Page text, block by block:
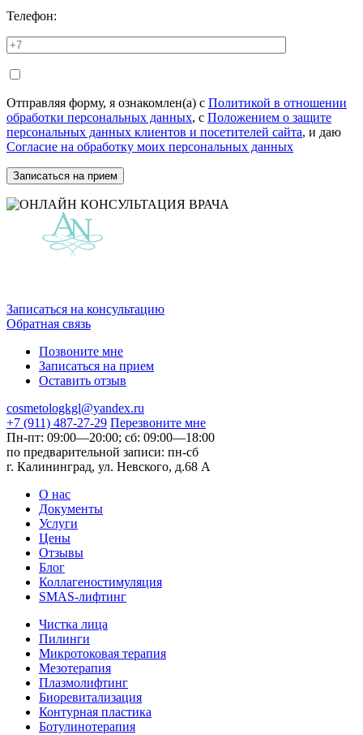
Телефон:
Отправляя форму, я ознакомлен(а) с Политикой в отношении
обработки персональных данных, с Положением о защите
персональных данных клиентов и посетителей сайта, и даю
Согласие на обработку моих персональных данных
Записаться на консультацию
Обратная связь
Позвоните мне
Записаться на прием
Оставить отзыв
cosmetologkgl@yandex.ru
+7 (911) 487-27-29 Перезвоните мне
Пн-пт: 09:00—20:00; сб: 09:00—18:00
по предварительной записи: пн-сб
г. Калининград, ул. Невского, д.68 А
О нас
Документы
Услуги
Цены
Отзывы
Блог
Коллагеностимуляция
SMAS-лифтинг
Чистка лица
Пилинги
Микротоковая терапия
Мезотерапия
Плазмолифтинг
Биоревитализация
Контурная пластика
Ботулинотерапия